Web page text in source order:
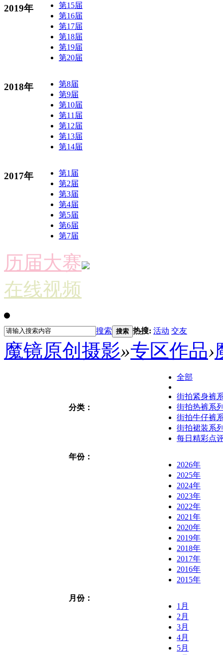
2019年
第15届
第16届
第17届
第18届
第19届
第20届
2018年
第8届
第9届
第10届
第11届
第12届
第13届
第14届
2017年
第1届
第2届
第3届
第4届
第5届
第6届
第7届
历届大赛
在线视频
搜索 搜索 热搜: 活动 交友
魔镜原创摄影»专区作品›
分类：
全部
街拍紧身裤
街拍热裤系
街拍牛仔裤
街拍裙装系
每日精彩点
年份：
2026年
2025年
2024年
2023年
2022年
2021年
2020年
2019年
2018年
2017年
2016年
2015年
月份：
1月
2月
3月
4月
5月